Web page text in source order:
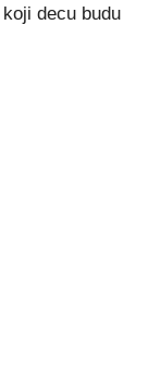
decu budu